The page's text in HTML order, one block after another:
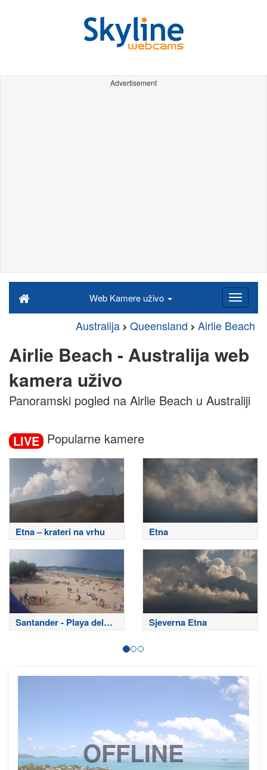
Advertisement
Web Kamere uživo
Australija Queensland Airlie Beach
Airlie Beach - Australija web
kamera uživo
Panoramski pogled na Airlie Beach u Australiji
LIVE Popularne kamere
Etna – krateri na vrhu Etna
Santander - Playa del
Sardinero
Sjeverna Etna
OFFLINE